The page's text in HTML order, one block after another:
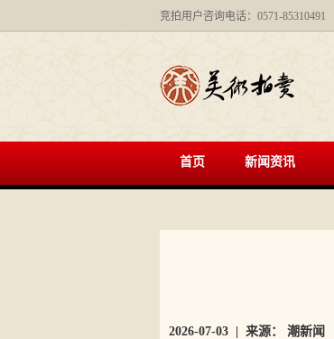
竞拍用户咨询电话：0571-85310491
首页 新闻资讯
2026-07-03 | 来源： 潮新闻